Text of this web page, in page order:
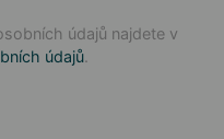
údajů najdete v
údajů.